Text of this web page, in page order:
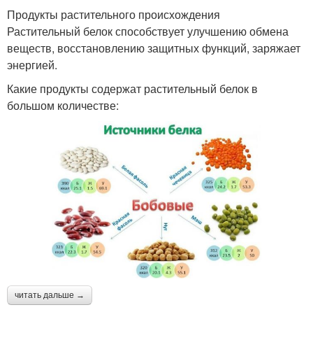
Продукты растительного происхождения
Растительный белок способствует улучшению обмена
веществ, восстановлению защитных функций, заряжает
энергией.
Какие продукты содержат растительный белок в
большом количестве:
читать дальше →